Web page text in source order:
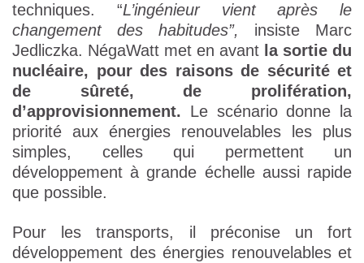
techniques. “L’ingénieur vient après le
changement des habitudes”, insiste Marc
Jedliczka. NégaWatt met en avant la sortie du
nucléaire, pour des raisons de sécurité et
de sûreté, de prolifération,
d’approvisionnement. Le scénario donne la
priorité aux énergies renouvelables les plus
simples, celles qui permettent un
développement à grande échelle aussi rapide
que possible.
Pour les transports, il préconise un fort
développement des énergies renouvelables et